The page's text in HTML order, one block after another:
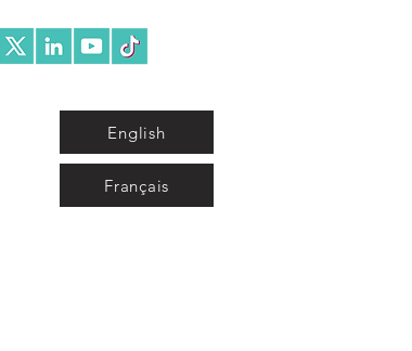
English
Français